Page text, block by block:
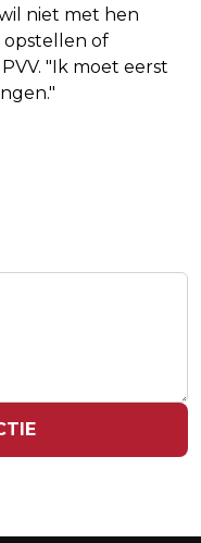
niet met hen
opstellen of
"Ik moet eerst
MET